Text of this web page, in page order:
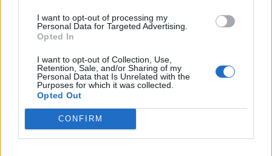
I want to opt-out of processing my
Personal Data for Targeted Advertising.
Opted In
I want to opt-out of Collection, Use,
Retention, Sale, and/or Sharing of my
Personal Data that Is Unrelated with the
Purposes for which it was collected.
Opted Out
CONFIRM
SHOWBIZ
Ειρήνη Παπαδοπούλου: Στόλισε και
κουβάλησε για πρώτη φορά τον Επιτάφιο -
Φανερή η συγκίνησή της